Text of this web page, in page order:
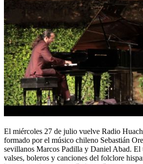
El miércoles 27 de julio vuelve Radio
formado por el músico chileno Sebastián
sevillanos Marcos Padilla y Daniel Abad. El
valses, boleros y canciones del folclore